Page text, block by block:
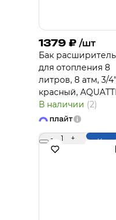
1379 ₽ /шт
Бак
для отопления 8
литров, 8 атм, 3/
красный,
В наличии (2)
- 1 +